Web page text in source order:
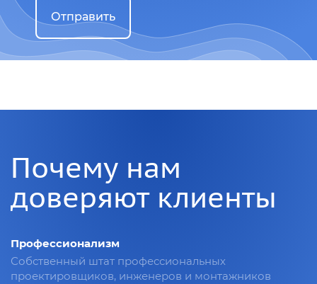
Отправить
Почему нам
доверяют клиенты
Профессионализм
Собственный штат профессиональных
проектировщиков, инженеров и монтажников